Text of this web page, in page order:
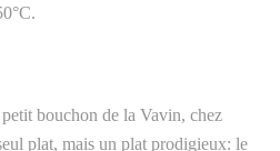
bouchon de la Vavin, chez
plat, mais un plat prodigieux: le